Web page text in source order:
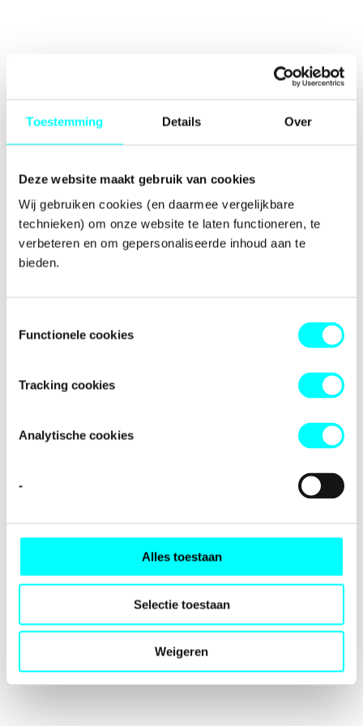
Toestemming Details Over
Deze website maakt gebruik van cookies
Wij gebruiken cookies (en daarmee vergelijkbare
technieken) om onze website te laten functioneren, te
verbeteren en om gepersonaliseerde inhoud aan te
bieden.
Functionele cookies
Tracking cookies
Analytische cookies
-
Alles toestaan
Selectie toestaan
Weigeren
-side exception has occurred while
browser consolefor